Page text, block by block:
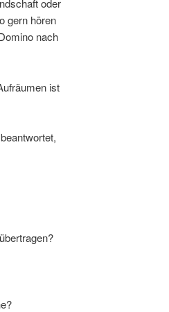
oder
gern hören
nach
ist